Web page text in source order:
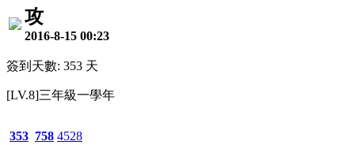
攻
2016-8-15 00:23
簽到天數: 353 天
[LV.8]三年級一學年
353 758 4528